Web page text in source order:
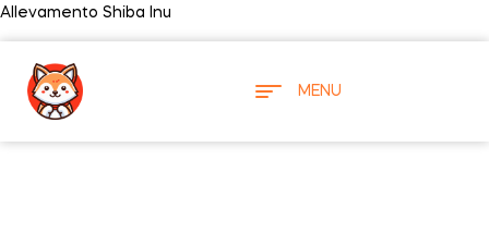
Allevamento Shiba Inu
MENU